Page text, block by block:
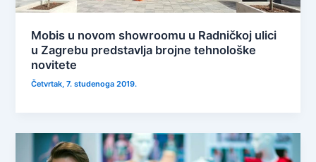
Mobis u novom showroomu u Radničkoj ulici
u Zagrebu predstavlja brojne tehnološke
novitete
Četvrtak, 7. studenoga 2019.